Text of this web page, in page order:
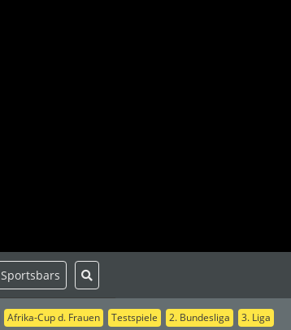
Afrika-Cup d. Frauen Testspiele 2. Bundesliga
3. Liga
Sportsbars